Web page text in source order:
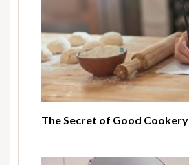
The Secret of Good Cookery